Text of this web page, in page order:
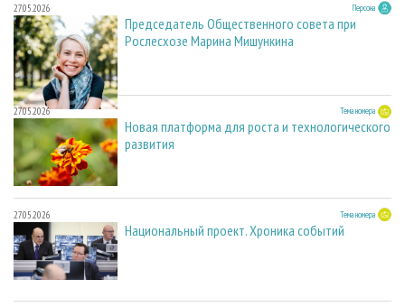
27.05.2026 Персона
Председатель Общественного совета при
Рослесхозе Марина Мишункина
27.05.2026 Тема номера
Новая платформа для роста и технологического
развития
27.05.2026 Тема номера
Национальный проект. Хроника событий